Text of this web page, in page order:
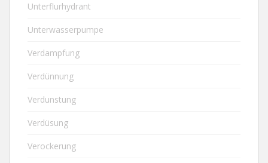
Unterflurhydrant
Unterwasserpumpe
Verdampfung
Verdünnung
Verdunstung
Verdüsung
Verockerung